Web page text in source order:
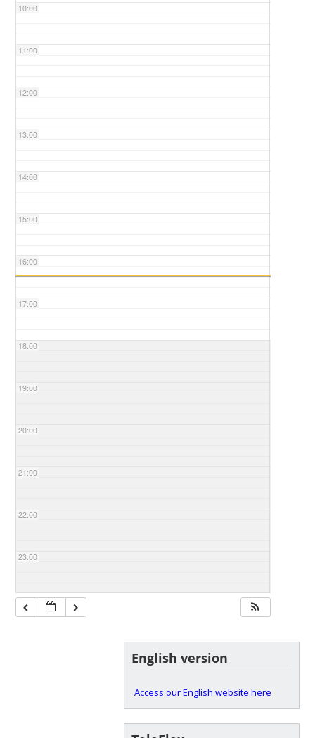
10:00
11:00
12:00
13:00
14:00
15:00
16:00
17:00
18:00
19:00
20:00
21:00
22:00
23:00
English version
Access our English website here